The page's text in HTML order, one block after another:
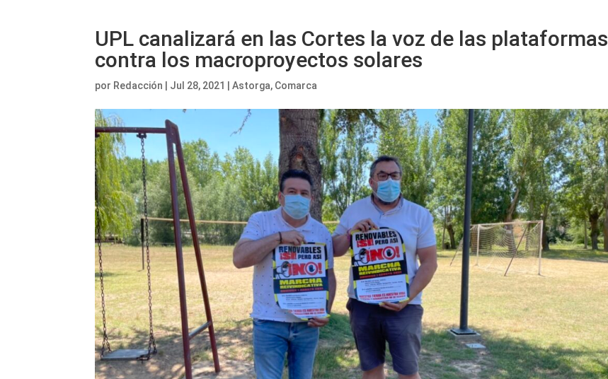
UPL canalizará en las Cortes la voz de las plataformas
contra los macroproyectos solares
por Redacción Jul 28, 2021 |Astorga, Comarca